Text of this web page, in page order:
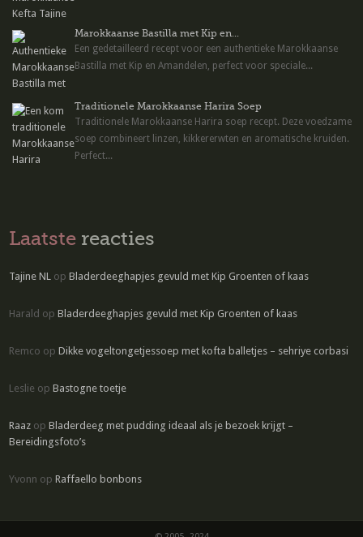
Marokkaanse Bastilla met Kip en...
Een gedetailleerd recept voor een authentieke Marokkaanse
Bastilla met Kip en Amandelen, perfect voor speciale...
Traditionele Marokkaanse Harira Soep
Traditionele Marokkaanse Harira soep recept. Deze voedzame
soep combineert linzen, kikkererwten en aromatische kruiden.
Perfect...
Laatste reacties
Tajine NL opBladerdeeghapjes gevuld met Kip Groenten of kaas
Harald opBladerdeeghapjes gevuld met Kip Groenten of kaas
Remco opDikke vogeltongetjessoep met kofta balletjes – sehriye corbasi
Leslie opBastogne toetje
Raaz opBladerdeeg met pudding ideaal als je bezoek krijgt –
Bereidingsfoto’s
Yvonn opRaffaello bonbons